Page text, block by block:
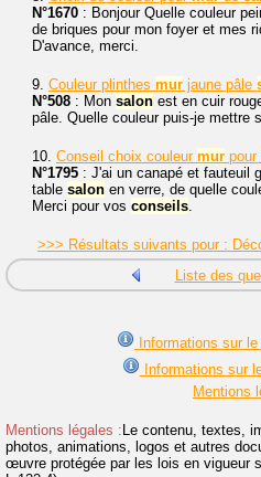
N°1670 : Bonjour Quelle couleur
de briques pour mon foyer et mes
D'avance, merci.
9. Couleur plinthes mur jaune pâle
N°508 : Mon salon est en cuir
pâle. Quelle couleur puis-je mettre
10. Conseil choix couleur mur pour
N°1795 : J'ai un canapé et fauteuil
table salon en verre, de quelle
Merci pour vos conseils.
>>> Résultats suivants pour :
Liste des
Informations sur
Informations sur
Mentions
Mentions légales : Le contenu, textes,
photos, animations, logos et autres
œuvre protégée par les lois en vigueur